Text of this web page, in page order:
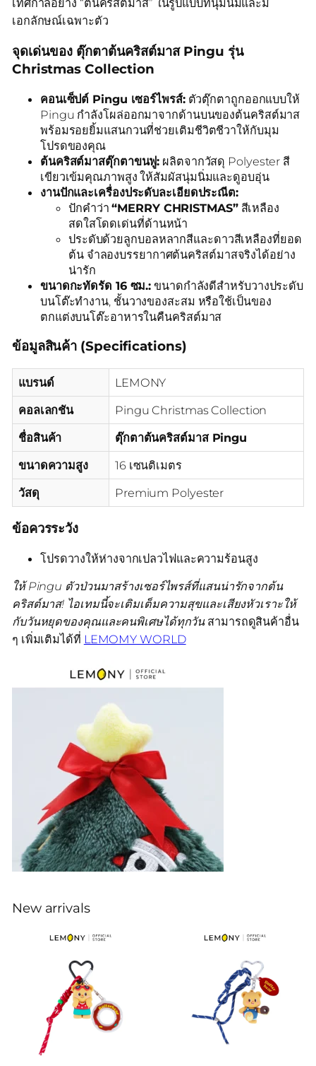
เอกลักษณ์เฉพาะตัว
จุดเด่นของ ตุ๊กตาต้นคริสต์มาส Pingu รุ่น
Christmas Collection
คอนเซ็ปต์ Pingu เซอร์ไพรส์:ตัวตุ๊กตาถูกออกแบบให้
Pingu กำลังโผล่ออกมาจากด้านบนของต้นคริสต์มาส
พร้อมรอยยิ้มแสนกวนที่ช่วยเติมชีวิตชีวาให้กับมุม
โปรดของคุณ
ต้นคริสต์มาสตุ๊กตาขนฟู: ผลิตจากวัสดุ Polyester สี
เขียวเข้มคุณภาพสูง ให้สัมผัสนุ่มนิ่มและดูอบอุ่น
งานปักและเครื่องประดับละเอียดประณีต:
ปักคำว่า“MERRY CHRISTMAS”สีเหลือง
สดใสโดดเด่นที่ด้านหน้า
ประดับด้วยลูกบอลหลากสีและดาวสีเหลืองที่ยอด
ต้น จำลองบรรยากาศต้นคริสต์มาสจริงได้อย่าง
น่ารัก
ขนาดกะทัดรัด 16 ซม.: ขนาดกำลังดีสำหรับวางประดับ
บนโต๊ะทำงาน, ชั้นวางของสะสม หรือใช้เป็นของ
ตกแต่งบนโต๊ะอาหารในคืนคริสต์มาส
ข้อมูลสินค้า (Specifications)
แบรนด์
LEMONY
คอลเลกชัน
Pingu Christmas Collection
ชื่อสินค้า
ตุ๊กตาต้นคริสต์มาส Pingu
ขนาดความสูง
16 เซนติเมตร
วัสดุ
Premium Polyester
ข้อควรระวัง
โปรดวางให้ห่างจากเปลวไฟและความร้อนสูง
ให้ Pingu ตัวป่วนมาสร้างเซอร์ไพรส์ที่แสนน่ารักจากต้น
คริสต์มาส! ไอเทมนี้จะเติมเต็มความสุขและเสียงหัวเราะให้
กับวันหยุดของคุณและคนพิเศษได้ทุกวัน สามารถดูสินค้าอื่น
ๆ เพิ่มเติมได้ที่ LEMOMY WORLD
New arrivals